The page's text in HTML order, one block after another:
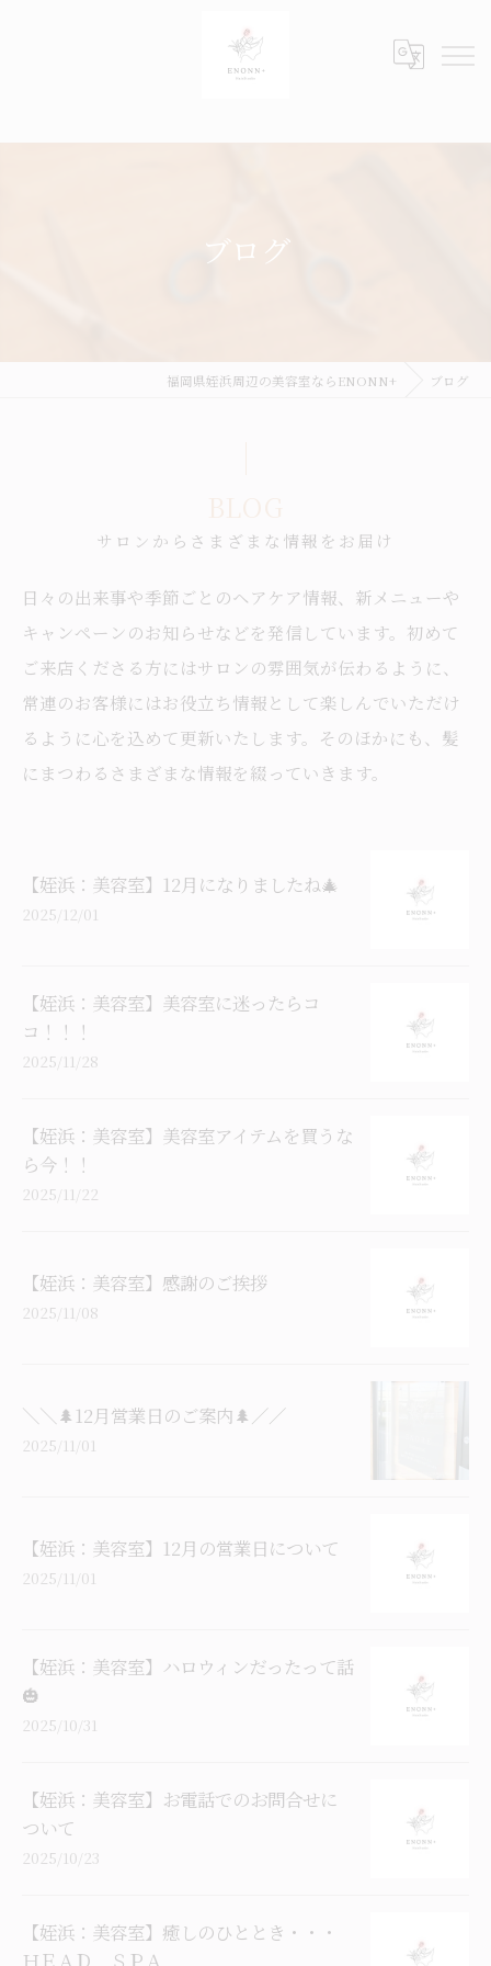
ブログ
福岡県姪浜周辺の美容室ならENONN+ ブログ
サロンからさまざまな情報をお届け
日々の出来事や季節ごとのヘアケア情報、新メニューや
キャンペーンのお知らせなどを発信しています。初めて
ご来店くださる方にはサロンの雰囲気が伝わるように、
常連のお客様にはお役立ち情報として楽しんでいただけ
るように心を込めて更新いたします。そのほかにも、髪
にまつわるさまざまな情報を綴っていきます。
【姪浜：美容室】12月になりましたね🎄
2025/12/01
【姪浜：美容室】美容室に迷ったらコ
コ！！！
2025/11/28
【姪浜：美容室】美容室アイテムを買うな
ら今！！
2025/11/22
【姪浜：美容室】感謝のご挨拶
2025/11/08
＼＼🌲12月営業日のご案内🌲／／
2025/11/01
【姪浜：美容室】12月の営業日について
2025/11/01
【姪浜：美容室】ハロウィンだったって話
🎃
2025/10/31
【姪浜：美容室】お電話でのお問合せに
ついて
2025/10/23
【姪浜：美容室】癒しのひととき・・・
ＨＥＡＤ ＳＰＡ